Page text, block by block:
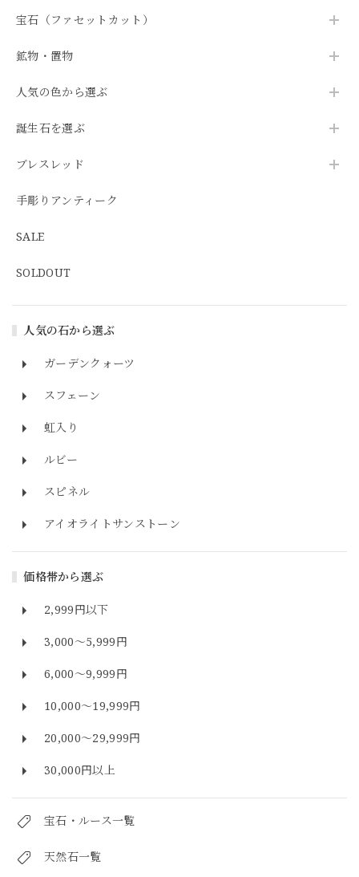
宝石（ファセットカット）
鉱物・置物
人気の色から選ぶ
誕生石を選ぶ
ブレスレッド
手彫りアンティーク
SALE
SOLDOUT
人気の石から選ぶ
ガーデンクォーツ
スフェーン
虹入り
ルビー
スピネル
アイオライトサンストーン
価格帯から選ぶ
2,999円以下
3,000～5,999円
6,000～9,999円
10,000～19,999円
20,000～29,999円
30,000円以上
宝石・ルース一覧
天然石一覧